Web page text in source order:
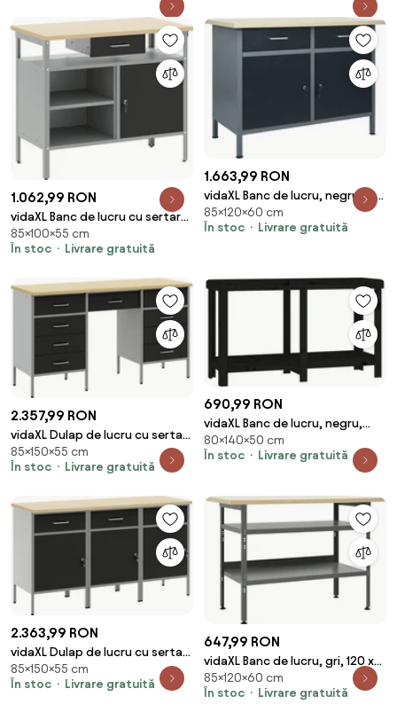
1.062,99 RON
vidaXL Banc de lucru cu sertar
cu raft Negru și Gri 100 x 55 x 85
cm
85×100×55 cm
În stoc
Livrare gratuită
1.663,99 RON
vidaXL Banc de lucru, negru, 120
x 60 x 85 cm, oțel
85×120×60 cm
În stoc
Livrare gratuită
2.357,99 RON
vidaXL Dulap de lucru cu sertar
3 pcs Negru 150 x 55 x 85 cm
85×150×55 cm
În stoc
Livrare gratuită
690,99 RON
vidaXL Banc de lucru, negru,
140x50x80 cm, lemn masiv pin
80×140×50 cm
În stoc
Livrare gratuită
2.363,99 RON
vidaXL Dulap de lucru cu sertar
3 pcs Negru și Gri 150 x 55 x 85
cm
85×150×55 cm
În stoc
Livrare gratuită
647,99 RON
vidaXL Banc de lucru, gri, 120 x
60 x 85 cm, oțel
85×120×60 cm
În stoc
Livrare gratuită